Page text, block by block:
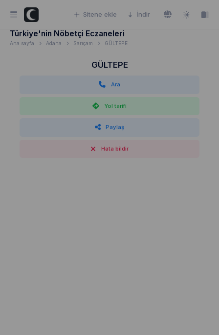
Sitene ekle İndir
Türkiye'nin Nöbetçi Eczaneleri
Ana sayfa Adana Sarıçam GÜLTEPE
GÜLTEPE
Ara
Yol tarifi
Paylaş
Hata bildir